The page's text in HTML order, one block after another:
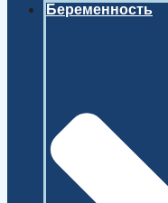
Беременность